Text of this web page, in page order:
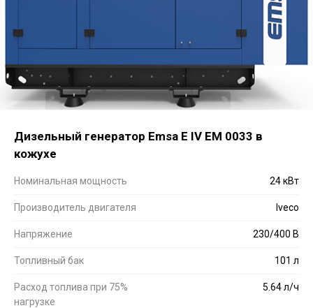
Дизельный генератор Emsa E IV EM 0033 в
кожухе
Номинальная мощность 24 кВт
Производитель двигателя Iveco
Напряжение 230/400 В
Топливный бак 101 л
Расход топлива при 75%
нагрузке
5.64 л/ч